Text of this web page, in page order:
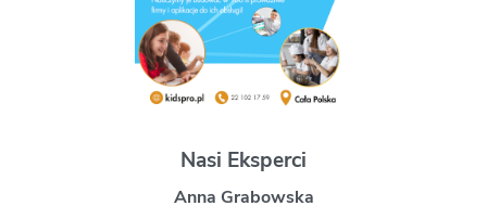
Nasi Eksperci
Magdalena Uchman